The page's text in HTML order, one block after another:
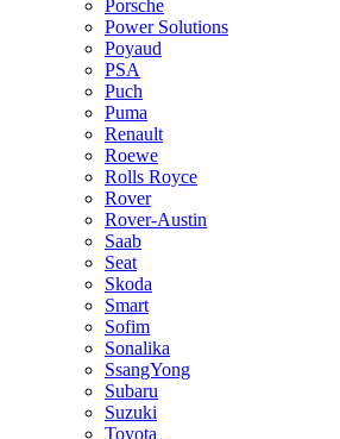
Porsche
Power Solutions
Poyaud
PSA
Puch
Puma
Renault
Roewe
Rolls Royce
Rover
Rover-Austin
Saab
Seat
Skoda
Smart
Sofim
Sonalika
SsangYong
Subaru
Suzuki
Toyota